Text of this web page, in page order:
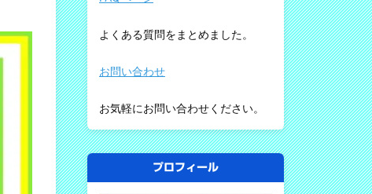
よくある質問をまとめました。
お問い合わせ
お気軽にお問い合わせください。
プロフィール